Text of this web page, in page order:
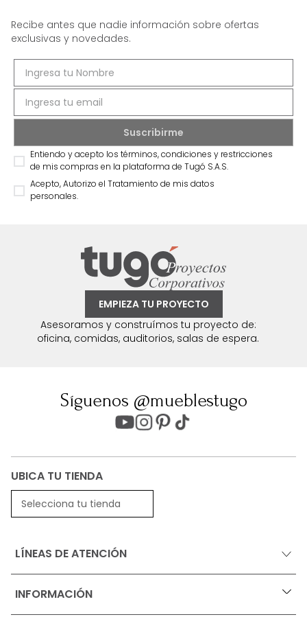
Recibe antes que nadie información sobre ofertas
exclusivas y novedades.
Entiendo y acepto los términos, condiciones y restricciones
de mis compras en la plataforma de Tugó S.A.S.
Acepto, Autorizo el Tratamiento de mis datos
personales.
EMPIEZA TU PROYECTO
Asesoramos y construímos tu proyecto de:
oficina, comidas, auditorios, salas de espera.
Síguenos @mueblestugo
UBICA TU TIENDA
Selecciona tu tienda
LÍNEAS DE ATENCIÓN
INFORMACIÓN +